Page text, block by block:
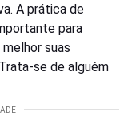
A prática de
para
suas
se de alguém